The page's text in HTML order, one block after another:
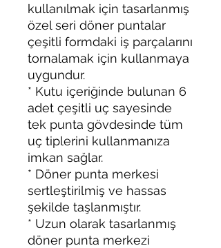
kullanılmak için tasarlanmış
özel seri döner puntalar
çeşitli formdaki iş parçalarını
tornalamak için kullanmaya
uygundur.
* Kutu içeriğinde bulunan 6
adet çeşitli uç sayesinde
tek punta gövdesinde tüm
uç tiplerini kullanmanıza
imkan sağlar.
* Döner punta merkesi
sertleştirilmiş ve hassas
şekilde taşlanmıştır.
* Uzun olarak tasarlanmış
döner punta merkezi